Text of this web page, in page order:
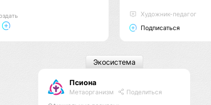
Художник-педагог
Подписаться
Псиона
Метаорганизм
Поделиться
Экосистема